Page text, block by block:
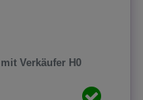
Verkäufer H0